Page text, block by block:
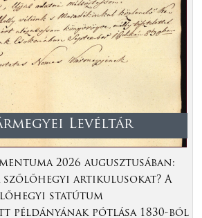
Levéltár
2026 augusztusában:
szőlőhegyi artikulusokat? A
statútum
példányának pótlása 1830-ból